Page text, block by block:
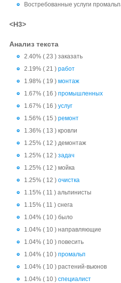
Востребованные услуги
<H3>
Анализ текста
2.40% ( 23 ) заказать
2.19% ( 21 ) работ
1.98% ( 19 ) монтаж
1.67% ( 16 ) промышленных
1.67% ( 16 ) услуг
1.56% ( 15 ) ремонт
1.36% ( 13 ) кровли
1.25% ( 12 ) демонтаж
1.25% ( 12 ) задач
1.25% ( 12 ) мойка
1.25% ( 12 ) очистка
1.15% ( 11 ) альпинисты
1.15% ( 11 ) снега
1.04% ( 10 ) было
1.04% ( 10 ) направляющие
1.04% ( 10 ) повесить
1.04% ( 10 ) промальп
1.04% ( 10 ) растений-вьюнов
1.04% ( 10 ) специалист